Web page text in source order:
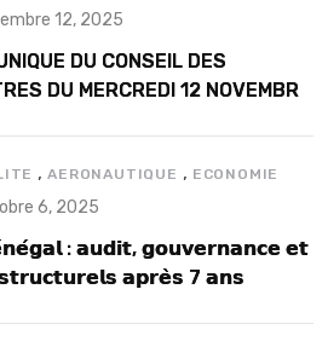
12, 2025
DU CONSEIL DES
DU MERCREDI 12 NOVEMBRE
,AERONAUTIQUE , ECONOMIE
6, 2025
: 𝗮𝘂𝗱𝗶𝘁, 𝗴𝗼𝘂𝘃𝗲𝗿𝗻𝗮𝗻𝗰𝗲 𝗲𝘁
𝗮𝗽𝗿𝗲̀𝘀 7 𝗮𝗻𝘀